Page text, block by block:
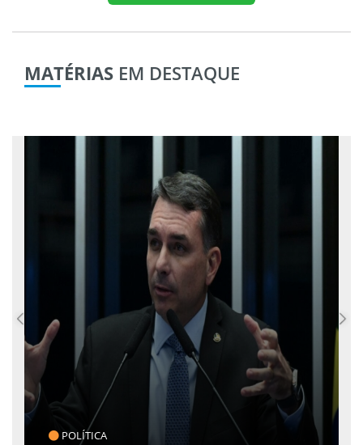
MATÉRIAS EM DESTAQUE
CLICK INDICA